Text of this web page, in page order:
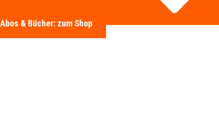
Abos & Bücher: zum Shop